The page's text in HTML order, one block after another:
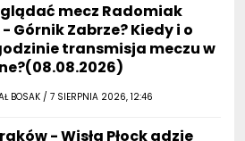
mecz Radomiak
Górnik Zabrze? Kiedy i o
transmisja meczu w
BOSAK / 7 SIERPNIA 2026, 12:46
- Wisła Płock gdzie